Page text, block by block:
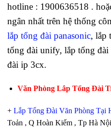
hotline : 1900636518 .
ngân nhất trên hệ thống
lắp tổng đài panasonic, lắp
tổng đài unify, lắp tổng đài
đài ip 3cx.
Văn Phòng Lắp Tổng Đài
+ Lắp Tổng Đài Văn Phòng Tại
Toản , Q Hoàn Kiếm , Tp Hà Nội